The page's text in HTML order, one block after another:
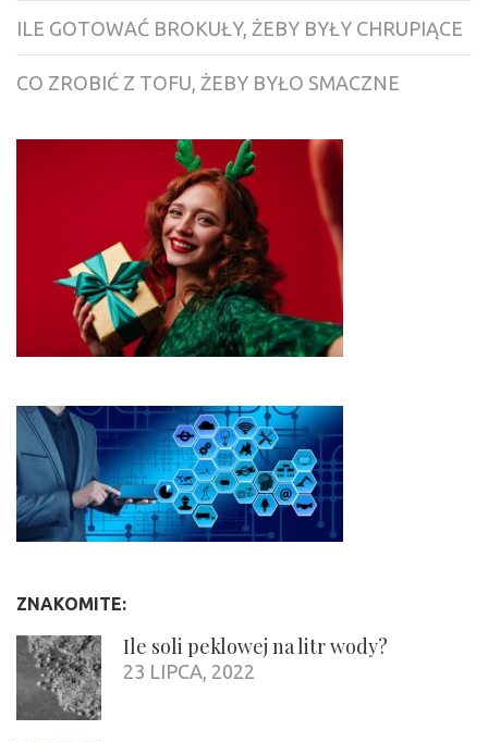
ILE GOTOWAĆ BROKUŁY, ŻEBY BYŁY CHRUPIĄCE
CO ZROBIĆ Z TOFU, ŻEBY BYŁO SMACZNE
ZNAKOMITE:
Ile soli peklowej na litr wody?
23 LIPCA, 2022